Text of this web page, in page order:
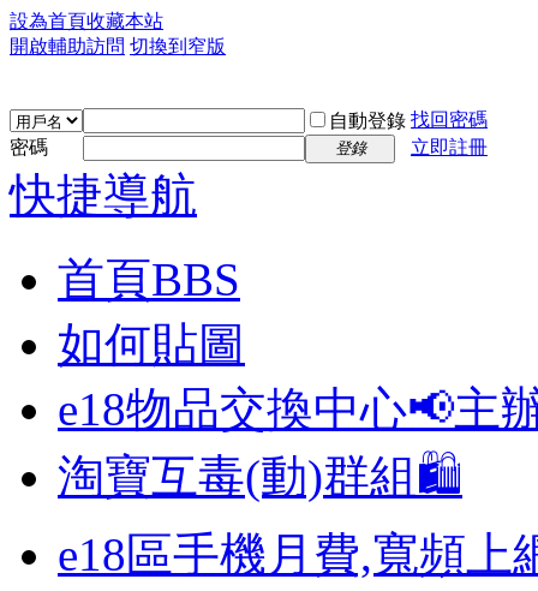
設為首頁收藏本站
開啟輔助訪問 切換到窄版
自動登錄 找回密碼
密碼
登錄 立即註冊
快捷導航
首頁BBS
如何貼圖
e18物品交換中心📢主
淘寶互毒(動)群組🛍️
e18區手機月費,寬頻上